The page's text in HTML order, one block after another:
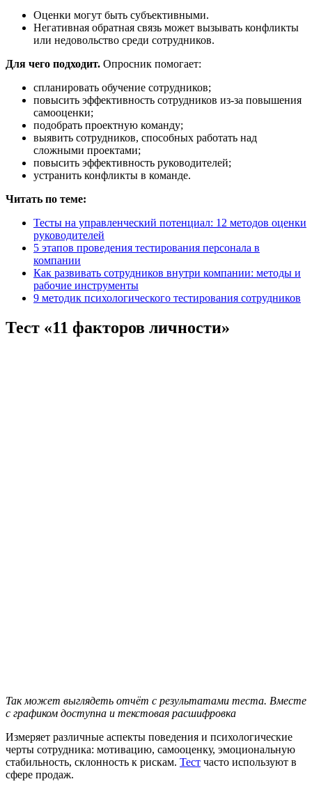
Оценки могут быть субъективными.
Негативная обратная связь может вызывать конфликты
или недовольство среди сотрудников.
Для чего подходит. Опросник помогает:
спланировать обучение сотрудников;
повысить эффективность сотрудников из-за повышения
самооценки;
подобрать проектную команду;
выявить сотрудников, способных работать над
сложными проектами;
повысить эффективность руководителей;
устранить конфликты в команде.
Читать по теме:
Тесты на управленческий потенциал: 12 методов оценки
руководителей
5 этапов проведения тестирования персонала в
компании
Как развивать сотрудников внутри компании: методы и
рабочие инструменты
9 методик психологического тестирования сотрудников
Тест «11 факторов личности»
Так может выглядеть отчёт с результатами теста. Вместе
с графиком доступна и текстовая расшифровка
Измеряет различные аспекты поведения и психологические
черты сотрудника: мотивацию, самооценку, эмоциональную
стабильность, склонность к рискам. Тест часто используют в
сфере продаж.